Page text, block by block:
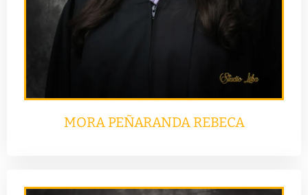
MORA PEÑARANDA REBECA